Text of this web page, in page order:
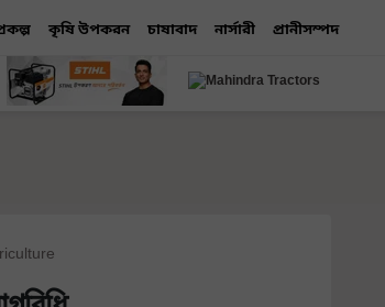
কৃষি উপকরন চাষাবাদ নার্সারী প্রানীসম্পদ